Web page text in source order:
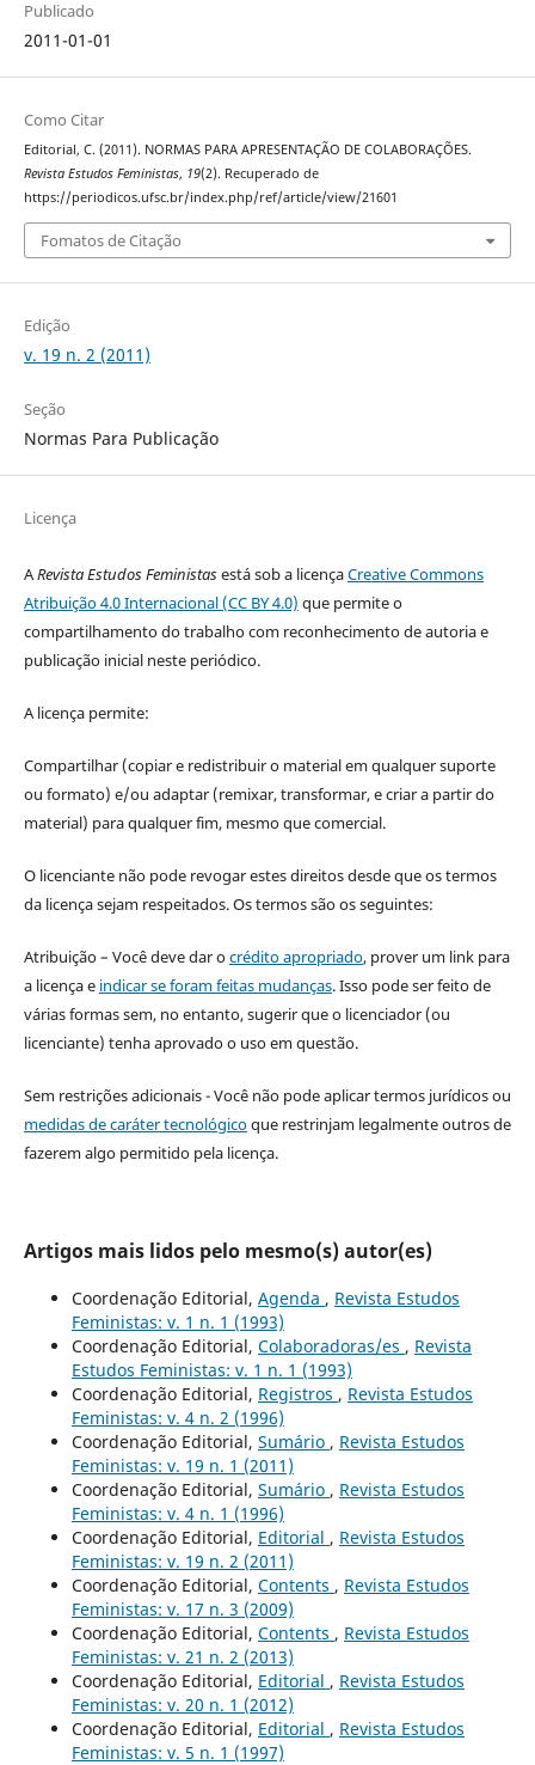
Publicado
2011-01-01
Como Citar
Editorial, C. (2011). NORMAS PARA APRESENTAÇÃO DE COLABORAÇÕES.
Revista Estudos Feministas, 19(2). Recuperado de
https://periodicos.ufsc.br/index.php/ref/article/view/21601
Fomatos de Citação
Edição
v. 19 n. 2 (2011)
Seção
Normas Para Publicação
Licença
ARevista Estudos Feministasestá sob a licençaCreative Commons
Atribuição 4.0 Internacional (CC BY 4.0) que permite o
compartilhamento do trabalho com reconhecimento de autoria e
publicação inicial neste periódico.
A licença permite:
Compartilhar (copiar e redistribuir o material em qualquer suporte
ou formato) e/ou adaptar (remixar, transformar, e criar a partir do
material) para qualquer fim, mesmo que comercial.
O licenciante não pode revogar estes direitos desde que os termos
da licença sejam respeitados. Os termos são os seguintes:
Atribuição – Você deve dar ocrédito apropriado, prover um link para
a licença e indicar se foram feitas mudanças. Isso pode ser feito de
várias formas sem, no entanto, sugerir que o licenciador (ou
licenciante) tenha aprovado o uso em questão.
Sem restrições adicionais - Você não pode aplicar termos jurídicos ou
medidas de caráter tecnológicoque restrinjam legalmente outros de
fazerem algo permitido pela licença.
Artigos mais lidos pelo mesmo(s) autor(es)
Coordenação Editorial, Agenda , Revista Estudos
Feministas: v. 1 n. 1 (1993)
Coordenação Editorial, Colaboradoras/es , Revista
Estudos Feministas: v. 1 n. 1 (1993)
Coordenação Editorial, Registros , Revista Estudos
Feministas: v. 4 n. 2 (1996)
Coordenação Editorial, Sumário , Revista Estudos
Feministas: v. 19 n. 1 (2011)
Coordenação Editorial, Sumário , Revista Estudos
Feministas: v. 4 n. 1 (1996)
Coordenação Editorial, Editorial , Revista Estudos
Feministas: v. 19 n. 2 (2011)
Coordenação Editorial, Contents , Revista Estudos
Feministas: v. 17 n. 3 (2009)
Coordenação Editorial, Contents , Revista Estudos
Feministas: v. 21 n. 2 (2013)
Coordenação Editorial, Editorial , Revista Estudos
Feministas: v. 20 n. 1 (2012)
Coordenação Editorial, Editorial , Revista Estudos
Feministas: v. 5 n. 1 (1997)